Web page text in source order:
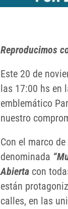
Reproducimos
Este 20 de
las 17:00 hs en
emblemático
nuestro
Con el marco
denominada
Abierta con
están
calles, en las